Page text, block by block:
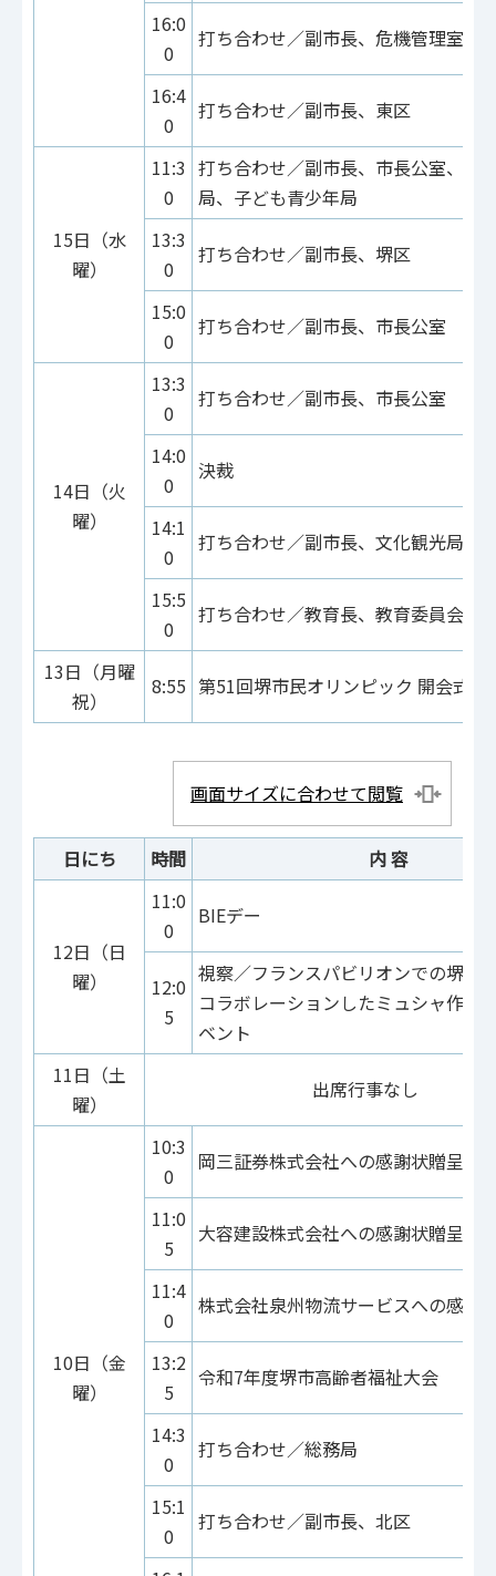
16:0
0
打ち合わせ／副市長、危機管理室、
16:4
0
打ち合わせ／副市長、東区
15日（水
曜）
11:3
0
打ち合わせ／副市長、市長公室、総
局、子ども青少年局
13:3
0
打ち合わせ／副市長、堺区
15:0
0
打ち合わせ／副市長、市長公室
14日（火
曜）
13:3
0
打ち合わせ／副市長、市長公室
14:0
0
決裁
14:1
0
打ち合わせ／副市長、文化観光局
15:5
0
打ち合わせ／教育長、教育委員会事
13日（月曜
祝）
8:55 第51回堺市民オリンピック 開会式
画面サイズに合わせて閲覧
日にち 時間 内 容
12日（日
曜）
11:0
0
BIEデー
12:0
5
視察／フランスパビリオンでの堺の
コラボレーションしたミュシャ作品
ベント
11日（土
曜）
出席行事なし
10日（金
曜）
10:3
0
岡三証券株式会社への感謝状贈呈式
11:0
5
大容建設株式会社への感謝状贈呈式
11:4
0
株式会社泉州物流サービスへの感謝
13:2
5
令和7年度堺市高齢者福祉大会
14:3
0
打ち合わせ／総務局
15:1
0
打ち合わせ／副市長、北区